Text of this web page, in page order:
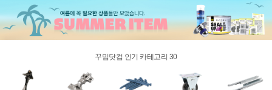
꾸밈닷컴 인기 카테고리 30